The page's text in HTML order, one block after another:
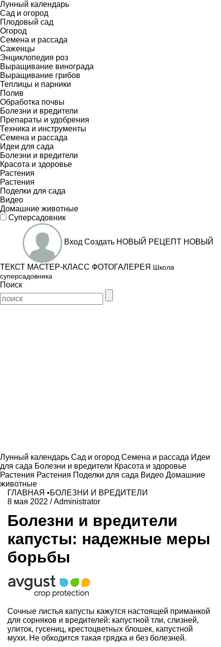
Лунный календарь
Сад и огород
Плодовый сад
Огород
Семена и рассада
Саженцы
Энциклопедия роз
Выращивание винограда
Выращивание грибов
Теплицы и парники
Полив
Обработка почвы
Болезни и вредители
Препараты и удобрения
Техника и инструменты
Семена и рассада
Идеи для сада
Болезни и вредители
Красота и здоровье
Растения
Растения
Поделки для сада
Видео
Домашние животные
Суперсадовник
Вход Создать НОВЫЙ РЕЦЕПТ НОВЫЙ
ТЕКСТ МАСТЕР-КЛАСС ФОТОГАЛЕРЕЯ Школа
суперсадовника
Поиск
Лунный календарь Сад и огород Семена и рассада Идеи
для сада Болезни и вредители Красота и здоровье
Растения Растения Поделки для сада Видео Домашние
животные
ГЛАВНАЯ •БОЛЕЗНИ И ВРЕДИТЕЛИ
8 мая 2022 /Administrator
Болезни и вредители
капусты: надежные меры
борьбы
Сочные листья капусты кажутся настоящей приманкой
для сорняков и вредителей: капустной тли, слизней,
улиток, гусениц, крестоцветных блошек, капустной
мухи. Не обходится такая грядка и без болезней.